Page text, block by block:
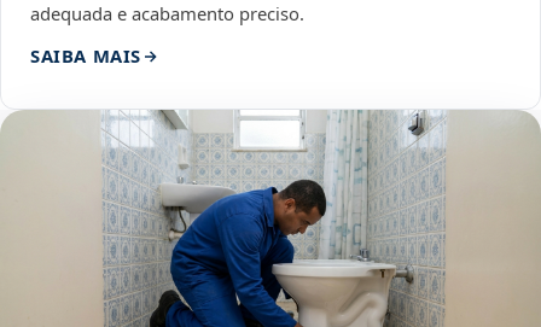
adequada e acabamento preciso.
SAIBA MAIS